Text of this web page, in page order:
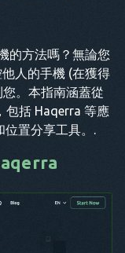
的方法嗎？無論您
人的手機 (在獲得
。本指南涵蓋從
包括 Haqerra 等應
位置分享工具。.